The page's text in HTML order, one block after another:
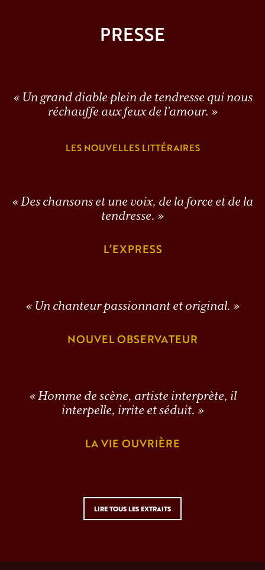
PRESSE
« Un grand diable plein de tendresse qui nous
réchauffe aux feux de l’amour. »
LES NOUVELLES LITTÉRAIRES
« Des chansons et une voix, de la force et de la
tendresse. »
L’EXPRESS
« Un chanteur passionnant et original. »
NOUVEL OBSERVATEUR
« Homme de scène, artiste interprète, il
interpelle, irrite et séduit. »
LA VIE OUVRIÈRE
LIRE TOUS LES EXTRAITS